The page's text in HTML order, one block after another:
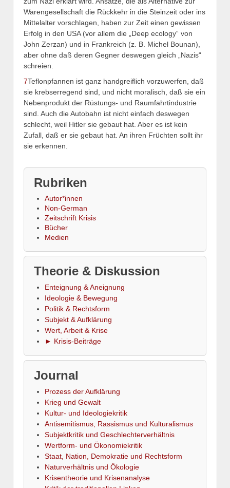
Warengesellschaft die Rückkehr in die Steinzeit oder ins
Mittelalter vorschlagen, haben zur Zeit einen gewissen
Erfolg in den USA (vor allem die „Deep ecology“ von
John Zerzan) und in Frankreich (z. B. Michel Bounan),
aber ohne daß deren Gegner deswegen gleich „Nazis“
schreien.
7Teflonpfannen ist ganz handgreiflich vorzuwerfen, daß
sie krebserregend sind, und nicht moralisch, daß sie ein
Nebenprodukt der Rüstungs- und Raumfahrtindustrie
sind. Auch die Autobahn ist nicht einfach deswegen
schlecht, weil Hitler sie gebaut hat. Aber es ist kein
Zufall, daß er sie gebaut hat. An ihren Früchten sollt ihr
sie erkennen.
Rubriken
Autor*innen
Non-German
Zeitschrift Krisis
Bücher
Medien
Theorie & Diskussion
Enteignung & Aneignung
Ideologie & Bewegung
Politik & Rechtsform
Subjekt & Aufklärung
Wert, Arbeit & Krise
► Krisis-Beiträge
Journal
Prozess der Aufklärung
Krieg und Gewalt
Kultur- und Ideologiekritik
Antisemitismus, Rassismus und Kulturalismus
Subjektkritik und Geschlechterverhältnis
Wertform- und Ökonomiekritik
Staat, Nation, Demokratie und Rechtsform
Naturverhältnis und Ökologie
Krisentheorie und Krisenanalyse